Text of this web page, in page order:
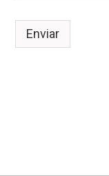
Enviar